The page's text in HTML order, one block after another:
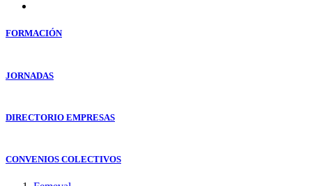
FORMACIÓN
JORNADAS
DIRECTORIO EMPRESAS
CONVENIOS COLECTIVOS